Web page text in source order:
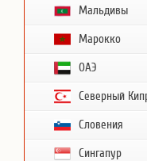
Мальдивы
Марокко
ОАЭ
Северный
Словения
Сингапур